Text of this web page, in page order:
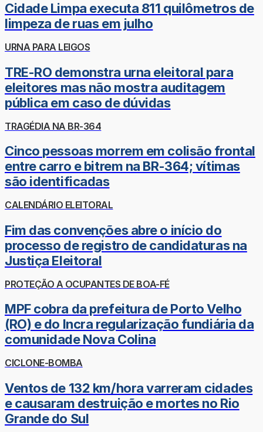
Cidade Limpa executa 811 quilômetros de
limpeza de ruas em julho
URNA PARA LEIGOS
TRE-RO demonstra urna eleitoral para
eleitores mas não mostra auditagem
pública em caso de dúvidas
TRAGÉDIA NA BR-364
Cinco pessoas morrem em colisão frontal
entre carro e bitrem na BR-364; vítimas
são identificadas
CALENDÁRIO ELEITORAL
Fim das convenções abre o início do
processo de registro de candidaturas na
Justiça Eleitoral
PROTEÇÃO A OCUPANTES DE BOA-FÉ
MPF cobra da prefeitura de Porto Velho
(RO) e do Incra regularização fundiária da
comunidade Nova Colina
CICLONE-BOMBA
Ventos de 132 km/hora varreram cidades
e causaram destruição e mortes no Rio
Grande do Sul